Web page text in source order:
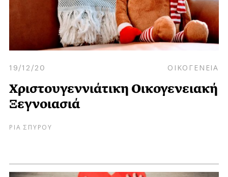
19/12/20 ΟΙΚΟΓΕΝΕΙΑ
Χριστουγεννιάτικη Οικογενειακή
Ξεγνοιασιά
ΡΙΑ ΣΠΥΡΟΥ